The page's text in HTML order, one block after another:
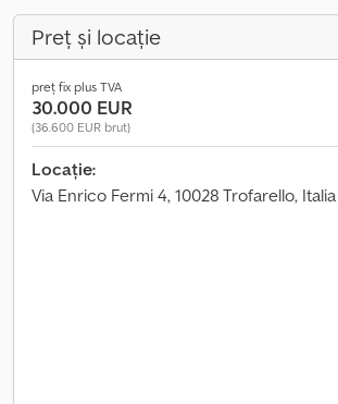
Preț și locație
preț fix plus TVA
30.000 EUR
(36.600 EUR brut)
Locație:
Via Enrico Fermi 4, 10028 Trofarello, Italia